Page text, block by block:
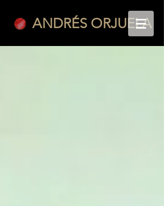
ANDRÉS ORJUELA